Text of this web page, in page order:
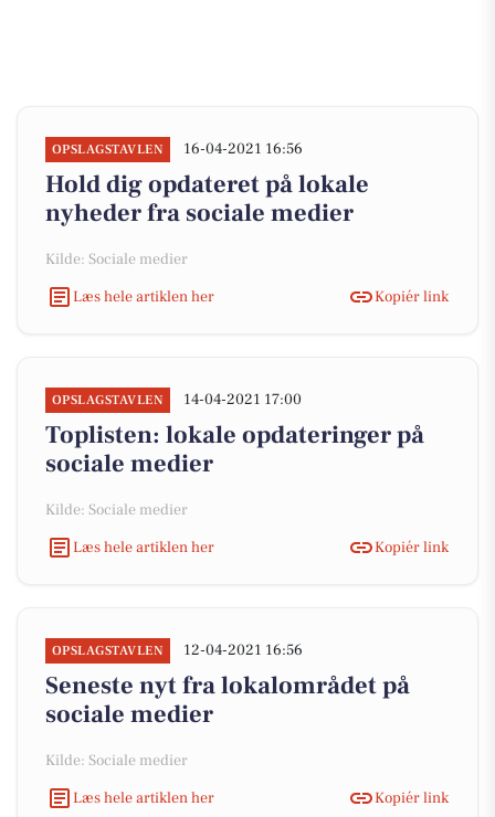
OPSLAGSTAVLEN 16-04-2021 16:56
Hold dig opdateret på lokale
nyheder fra sociale medier
Kilde: Sociale medier
Læs hele artiklen her
Kopiér link
OPSLAGSTAVLEN 14-04-2021 17:00
Toplisten: lokale opdateringer på
sociale medier
Kilde: Sociale medier
Læs hele artiklen her
Kopiér link
OPSLAGSTAVLEN 12-04-2021 16:56
Seneste nyt fra lokalområdet på
sociale medier
Kilde: Sociale medier
Læs hele artiklen her
Kopiér link